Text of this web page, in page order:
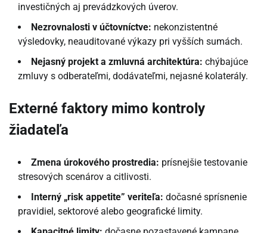
investičných aj prevádzkových úverov.
Nezrovnalosti v účtovníctve: nekonzistentné
výsledovky, neauditované výkazy pri vyšších sumách.
Nejasný projekt a zmluvná architektúra: chýbajúce
zmluvy s odberateľmi, dodávateľmi, nejasné kolaterály.
Externé faktory mimo kontroly
žiadateľa
Zmena úrokového prostredia: prísnejšie testovanie
stresových scenárov a citlivosti.
Interný „risk appetite” veriteľa: dočasné sprísnenie
pravidiel, sektorové alebo geografické limity.